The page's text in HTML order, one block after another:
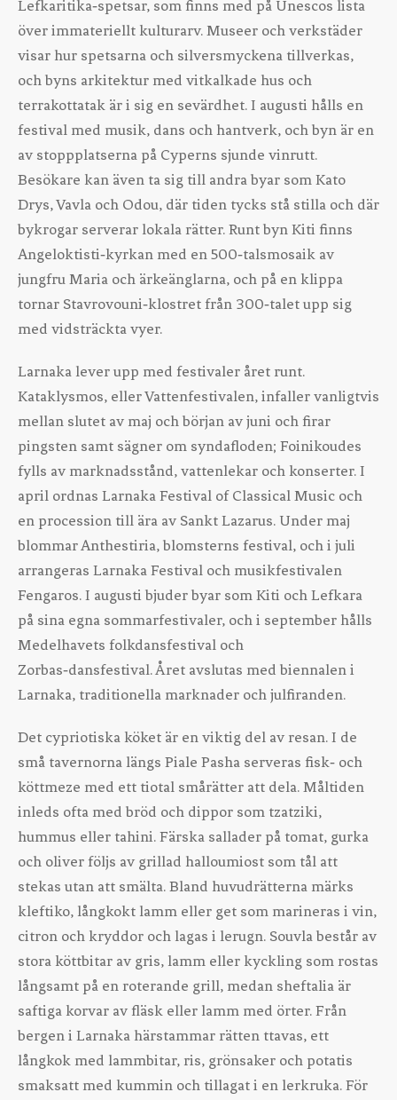
Lefkaritika‑spetsar, som finns med på Unescos lista
över immateriellt kulturarv. Museer och verkstäder
visar hur spetsarna och silversmyckena tillverkas,
och byns arkitektur med vitkalkade hus och
terrakottatak är i sig en sevärdhet. I augusti hålls en
festival med musik, dans och hantverk, och byn är en
av stoppplatserna på Cyperns sjunde vinrutt.
Besökare kan även ta sig till andra byar som Kato
Drys, Vavla och Odou, där tiden tycks stå stilla och där
bykrogar serverar lokala rätter. Runt byn Kiti finns
Angeloktisti‑kyrkan med en 500‑talsmosaik av
jungfru Maria och ärkeänglarna, och på en klippa
tornar Stavrovouni‑klostret från 300‑talet upp sig
med vidsträckta vyer.
Larnaka lever upp med festivaler året runt.
Kataklysmos, eller Vattenfestivalen, infaller vanligtvis
mellan slutet av maj och början av juni och firar
pingsten samt sägner om syndafloden; Foinikoudes
fylls av marknadsstånd, vattenlekar och konserter. I
april ordnas Larnaka Festival of Classical Music och
en procession till ära av Sankt Lazarus. Under maj
blommar Anthestiria, blomsterns festival, och i juli
arrangeras Larnaka Festival och musikfestivalen
Fengaros. I augusti bjuder byar som Kiti och Lefkara
på sina egna sommarfestivaler, och i september hålls
Medelhavets folkdansfestival och
Zorbas‑dansfestival. Året avslutas med biennalen i
Larnaka, traditionella marknader och julfiranden.
Det cypriotiska köket är en viktig del av resan. I de
små tavernorna längs Piale Pasha serveras fisk‑ och
köttmeze med ett tiotal smårätter att dela. Måltiden
inleds ofta med bröd och dippor som tzatziki,
hummus eller tahini. Färska sallader på tomat, gurka
och oliver följs av grillad halloumiost som tål att
stekas utan att smälta. Bland huvudrätterna märks
kleftiko, långkokt lamm eller get som marineras i vin,
citron och kryddor och lagas i lerugn. Souvla består av
stora köttbitar av gris, lamm eller kyckling som rostas
långsamt på en roterande grill, medan sheftalia är
saftiga korvar av fläsk eller lamm med örter. Från
bergen i Larnaka härstammar rätten ttavas, ett
långkok med lammbitar, ris, grönsaker och potatis
smaksatt med kummin och tillagat i en lerkruka. För